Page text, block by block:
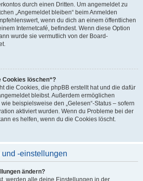
durch einen Dritten. Um angemeldet zu
„Angemeldet bleiben“ beim Anmelden
wenn du dich an einem öffentlichen
Internetcafé, befindest. Wenn diese Option
wurde sie vermutlich von der Board-
Cookies löschen“?
die Cookies, die phpBB erstellt hat und die dafür
bleibst. Außerdem ermöglichen
beispielsweise den „Gelesen“-Status – sofern
aktiviert wurden. Wenn du Probleme bei der
es helfen, wenn du die Cookies löscht.
-einstellungen
ändern?
werden alle deine Einstellungen in der